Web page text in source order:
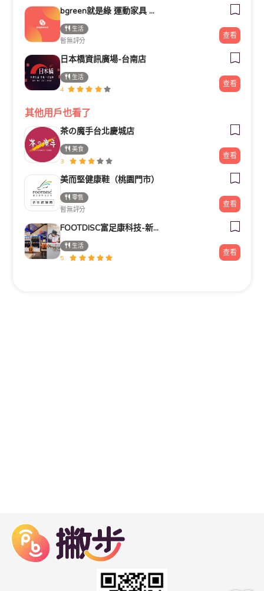
bgreen就是綠 運動家具 新光三越台南中山門市
生活
暫無評分
查看
日本橋資訊廣場-台南店
生活
4
查看
其他用戶也看了
茶の魔手台北慶城店
美食
3
查看
美而堅健康鞋（桃園門市）
零售
暫無評分
查看
FOOTDISC富足康科技-新光三越-桃園站前店
生活
5
查看